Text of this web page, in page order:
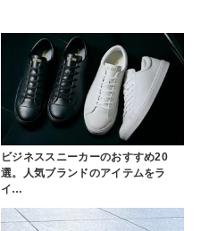
ビジネススニーカーのおすすめ20
選。人気ブランドのアイテムをラ
イ…